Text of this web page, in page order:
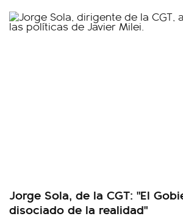
Jorge Sola, de la CGT: "El
disociado de la realidad"